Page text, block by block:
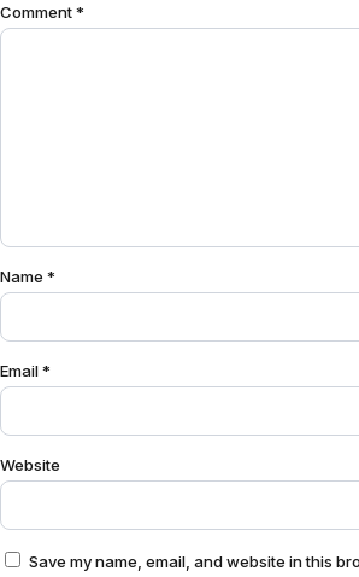
Comment*
Name *
Email*
Website
Save my name, email, and website in this